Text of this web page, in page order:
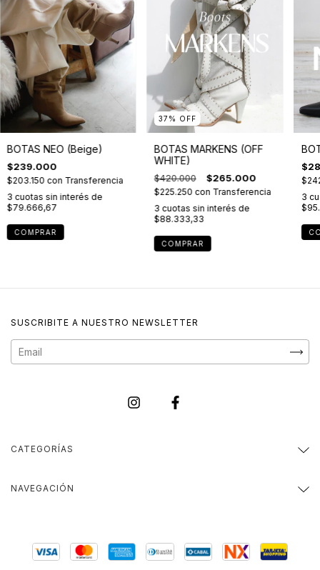
BOTAS NEO (Beige)
$239.000
$203.150 con Transferencia
3 cuotas sin interés de
$79.666,67
COMPRAR
37 % OFF
BOTAS MARKENS (OFF
WHITE)
$420.000 $265.000
$225.250 con Transferencia
3 cuotas sin interés de
$88.333,33
COMPRAR
3
SUSCRIBITE A NUESTRO NEWSLETTER
CATEGORÍAS
NAVEGACIÓN